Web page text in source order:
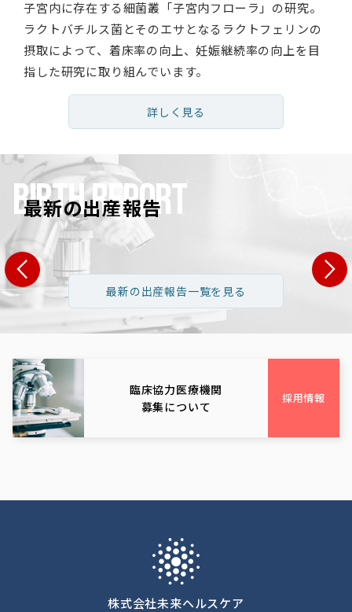
子宮内に存在する細菌叢「子宮内フローラ」の研究。
ラクトバチルス菌とそのエサとなるラクトフェリンの
摂取によって、着床率の向上、妊娠継続率の向上を目
指した研究に取り組んでいます。
詳しく見る
BIRTH REPORT
最新の出産報告
S・T様
男性:35歳
長野県 H・Y様 広島県
最新の出産報告一覧を見る
臨床協力医療機関
募集について
採用情報
株式会社未来ヘルスケア